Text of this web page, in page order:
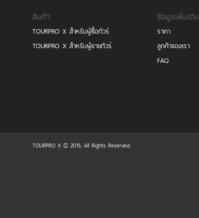
สินค้า
TOURPRO X สำหรับผู้ซื้อทัวร์
TOURPRO X สำหรับผู้ขายทัวร์
ข้อมูลเพิ่มเติม
ราคา
ลูกค้าของเรา
FAQ
TOURPRO X © 2015. All Rights Reserved.